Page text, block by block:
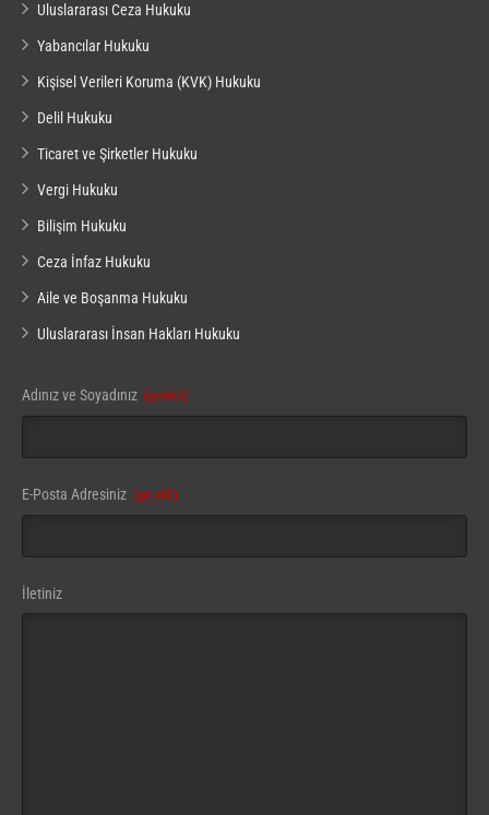
Uluslararası Ceza Hukuku
Yabancılar Hukuku
Kişisel Verileri Koruma (KVK) Hukuku
Delil Hukuku
Ticaret ve Şirketler Hukuku
Vergi Hukuku
Bilişim Hukuku
Ceza İnfaz Hukuku
Aile ve Boşanma Hukuku
Uluslararası İnsan Hakları Hukuku
Adınız ve Soyadınız (gerekli)
E-Posta Adresiniz (gerekli)
Website
URL (gerekli)
İletiniz